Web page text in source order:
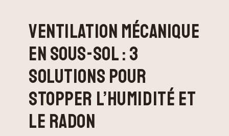
Jardinage
Maison & Déco
VENTILATION MÉCANIQUE
EN SOUS-SOL : 3
SOLUTIONS POUR
STOPPER L’HUMIDITÉ ET
LE RADON